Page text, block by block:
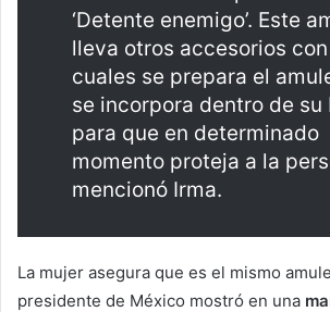
‘Detente enemigo’. Este
lleva otros accesorios
cuales se prepara el
se incorpora dentro de su
para que en determinado
momento proteja a la
mencionó Irma.
La mujer asegura que es el mismo
presidente de México mostró en una